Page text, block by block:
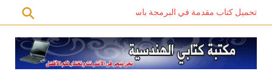
تحميل كتاب مقدمة في البرمجة باستخدام C# PDF – دليل المبتدئين للتعلم الذاتي